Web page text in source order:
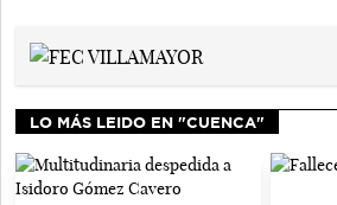
LO MÁS LEIDO EN "CUENCA"